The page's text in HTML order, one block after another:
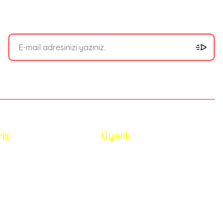
Üyelik